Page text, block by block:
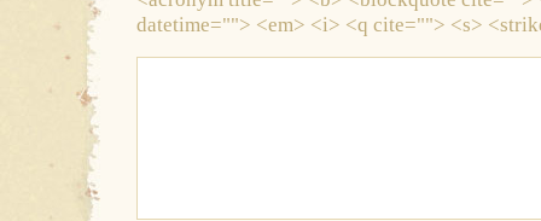
datetime=""> <em> <i> <q cite=""> <s>